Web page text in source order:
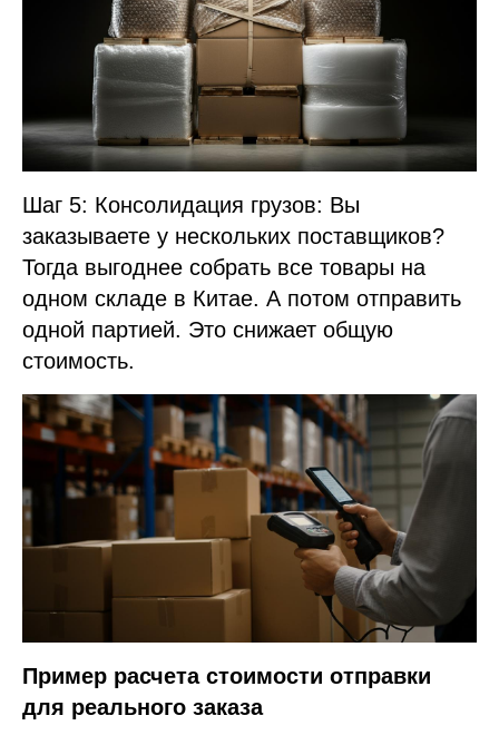
Шаг 5: Консолидация грузов: Вы
заказываете у нескольких поставщиков?
Тогда выгоднее собрать все товары на
одном складе в Китае. А потом отправить
одной партией. Это снижает общую
стоимость.
Пример расчета стоимости отправки
для реального заказа